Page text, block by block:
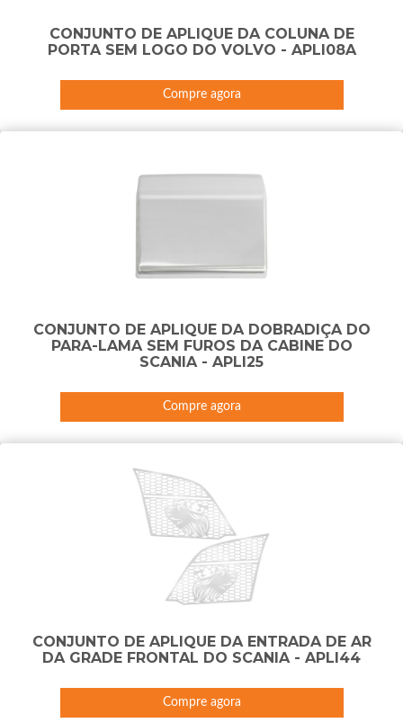
CONJUNTO DE APLIQUE DA COLUNA DE
PORTA SEM LOGO DO VOLVO - APLI08A
Compre agora
CONJUNTO DE APLIQUE DA DOBRADIÇA DO
PARA-LAMA SEM FUROS DA CABINE DO
SCANIA - APLI25
Compre agora
CONJUNTO DE APLIQUE DA ENTRADA DE AR
DA GRADE FRONTAL DO SCANIA - APLI44
Compre agora